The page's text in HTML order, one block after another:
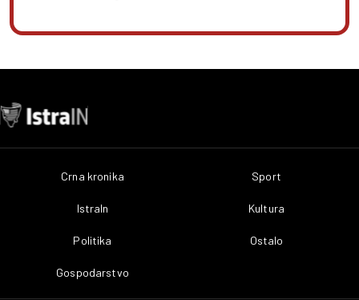
Crna kronika
IstraIn
Politika
Gospodarstvo
Sport
Kultura
Ostalo